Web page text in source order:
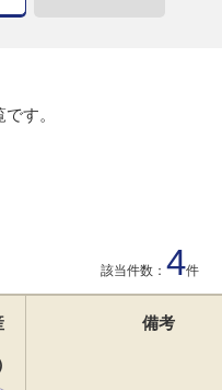
す。
該当件数： 4件
備考